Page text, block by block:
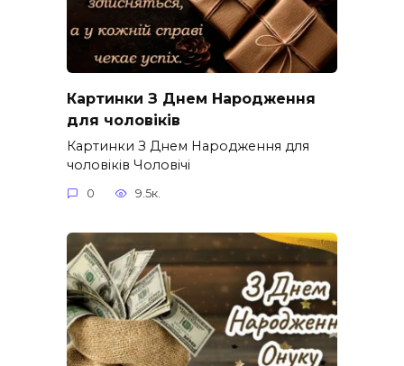
Картинки З Днем Народження
для чоловіків​
Картинки З Днем Народження для
чоловіків​ Чоловічі
0 9.5к.